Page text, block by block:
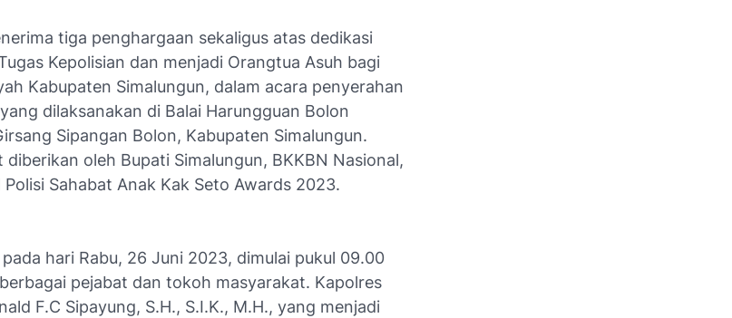
tiga penghargaan sekaligus atas dedikasi
Kepolisian dan menjadi Orangtua Asuh bagi
Kabupaten Simalungun, dalam acara penyerahan
dilaksanakan di Balai Harungguan Bolon
Sipangan Bolon, Kabupaten Simalungun.
oleh Bupati Simalungun, BKKBN Nasional,
Sahabat Anak Kak Seto Awards 2023.
hari Rabu, 26 Juni 2023, dimulai pukul 09.00
pejabat dan tokoh masyarakat. Kapolres
F.C Sipayung, S.H., S.I.K., M.H., yang menjadi